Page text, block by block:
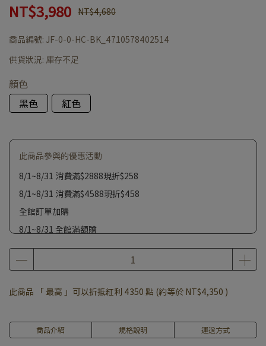
NT$3,980 NT$4,680
商品編號: JF-0-0-HC-BK_4710578402514
供貨狀況: 庫存不足
顏色
黑色
紅色
此商品參與的優惠活動
8/1~8/31 消費滿$2888現折$258
8/1~8/31 消費滿$4588現折$458
全館訂單加購
8/1~8/31 全館滿額贈
此商品 「 最高 」可以折抵紅利 4350 點 (約等於 NT$4,350 )
商品介紹 規格說明 運送方式